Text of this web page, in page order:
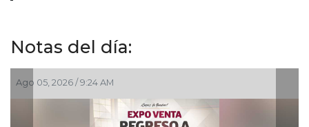
Notas del día:
Ago 05, 2026 / 9:24 AM